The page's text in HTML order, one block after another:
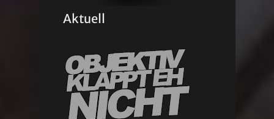
Aktuell